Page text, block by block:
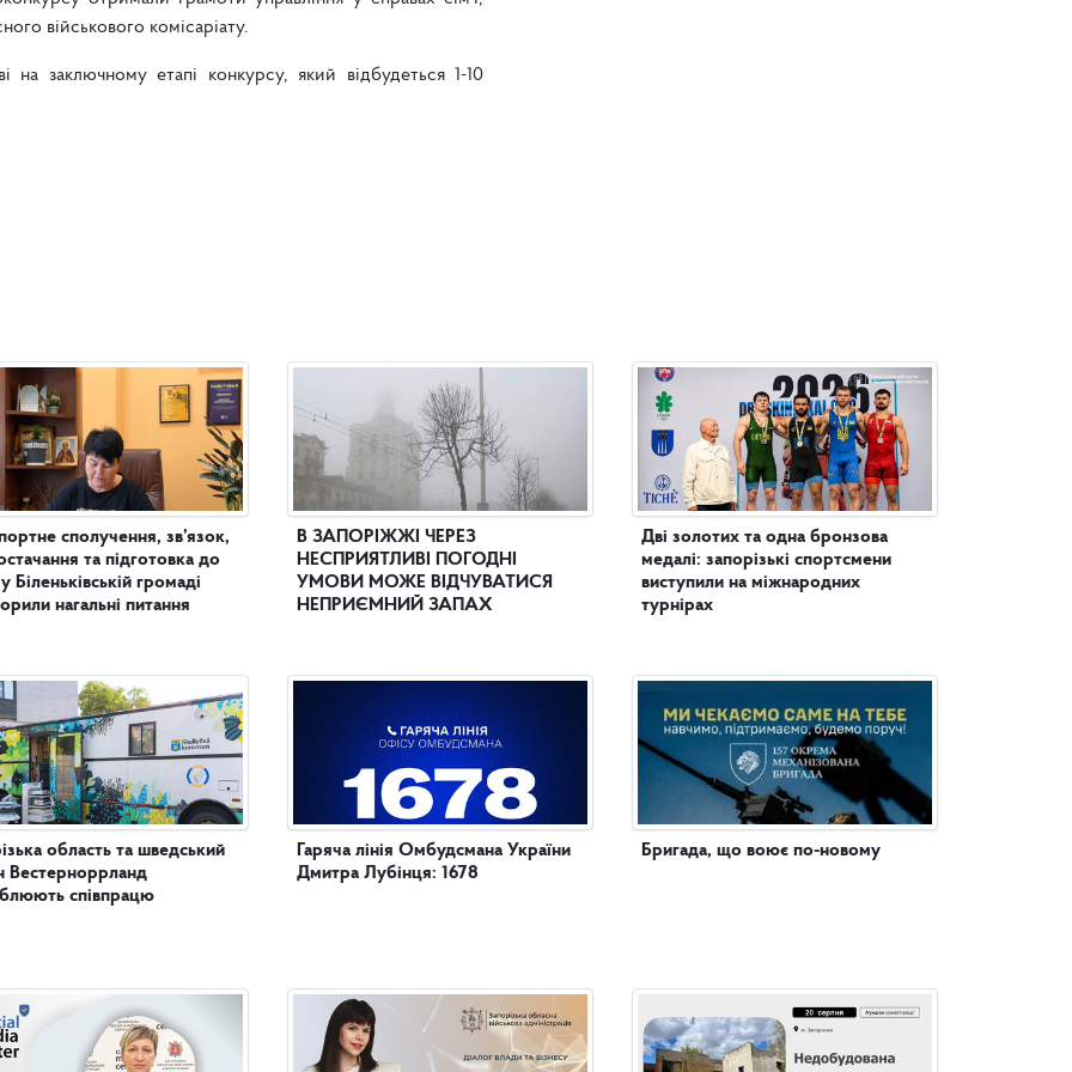
військового комісаріату.
на заключному етапі конкурсу, який відбудеться 1-10
сполучення, зв’язок,
та підготовка до
Біленьківській громаді
нагальні питання
область та шведський
Вестерноррланд
співпрацю
В ЗАПОРІЖЖІ ЧЕРЕЗ
НЕСПРИЯТЛИВІ ПОГОДНІ
УМОВИ МОЖЕ ВІДЧУВАТИСЯ
НЕПРИЄМНИЙ ЗАПАХ
Гаряча лінія Омбудсмана України
Дмитра Лубінця: 1678
Дві золотих та одна бронзова
медалі: запорізькі спортсмени
виступили на міжнародних
турнірах
Бригада, що воює по-новому